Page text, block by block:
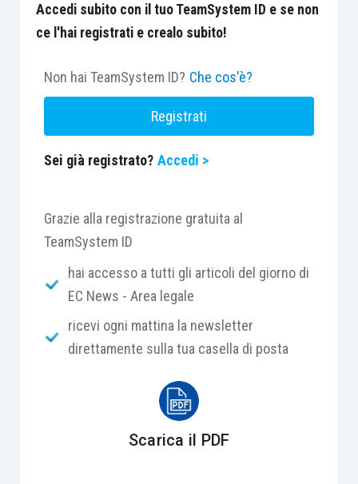
Accedi subito con il tuo TeamSystem ID e se non
ce l'hai registrati e crealo subito!
Non hai TeamSystem ID? Che cos'è?
Registrati
Sei già registrato? Accedi >
Grazie alla registrazione gratuita al
TeamSystem ID
hai accesso a tutti gli articoli del giorno di
EC News - Area legale
ricevi ogni mattina la newsletter
direttamente sulla tua casella di posta
Scarica il PDF